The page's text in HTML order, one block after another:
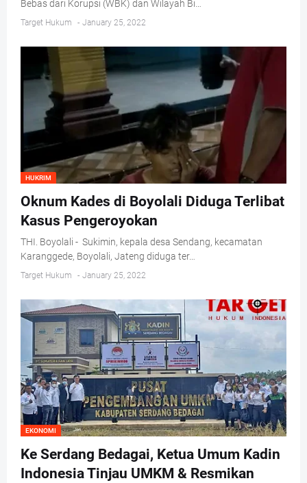
Bebas dari Korupsi (WBK) dan Wilayah Bi…
Target Hukum - January 25, 2022
HUKRIM
Oknum Kades di Boyolali Diduga Terlibat
Kasus Pengeroyokan
THI. Boyolali - Sukimin, kepala desa Sendang, kecamatan
Karanggede, Boyolali, Jateng diduga ter…
Target Hukum - January 25, 2022
EKONOMI
Ke Serdang Bedagai, Ketua Umum Kadin
Indonesia Tinjau UMKM & Resmikan